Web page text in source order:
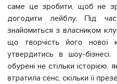
саме це зробити, щоб не
догодити лейблу. Під
знайомиться з власником
що творчість його
утвердитись в шоу-
обурені не стільки історією,
втратила сенс, скільки її